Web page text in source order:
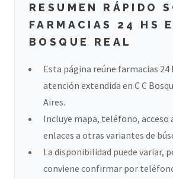
RESUMEN RÁPIDO
FARMACIAS 24 HS
BOSQUE REAL
Esta página reúne farmacias 24
atención extendida en C C
Aires.
Incluye mapa, teléfono, acceso
enlaces a otras variantes de
La disponibilidad puede variar,
conviene confirmar por